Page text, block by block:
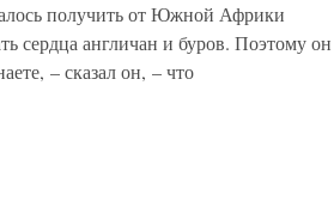
получить от Южной Африки
сердца англичан и буров. Поэтому он
– сказал он, – что